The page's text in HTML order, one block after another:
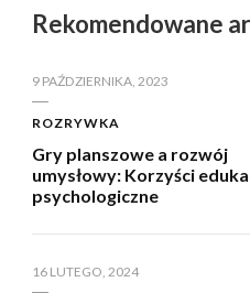
Rekomendowane
9 PAŹDZIERNIKA, 2023
ROZRYWKA
Gry planszowe a rozwój
umysłowy: Korzyści
psychologiczne
16 LUTEGO, 2024